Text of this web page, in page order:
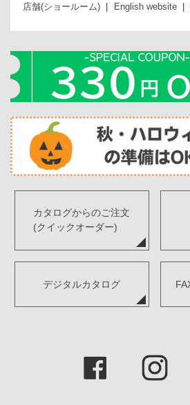
店舗(ショールーム) English website
カタログからのご注文
(クイックオーダー)
デジタルカタログ